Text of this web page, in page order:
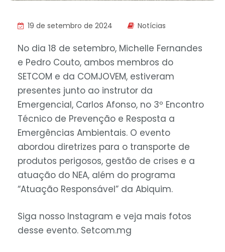
19 de setembro de 2024 Notícias
No dia 18 de setembro, Michelle Fernandes
e Pedro Couto, ambos membros do
SETCOM e da COMJOVEM, estiveram
presentes junto ao instrutor da
Emergencial, Carlos Afonso, no 3º Encontro
Técnico de Prevenção e Resposta a
Emergências Ambientais. O evento
abordou diretrizes para o transporte de
produtos perigosos, gestão de crises e a
atuação do NEA, além do programa
“Atuação Responsável” da Abiquim.
Siga nosso Instagram e veja mais fotos
desse evento. Setcom.mg